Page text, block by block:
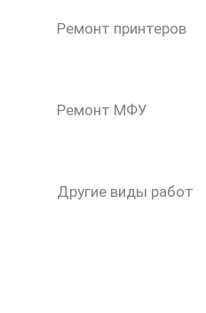
Ремонт принтеров
Ремонт МФУ
Другие виды работ